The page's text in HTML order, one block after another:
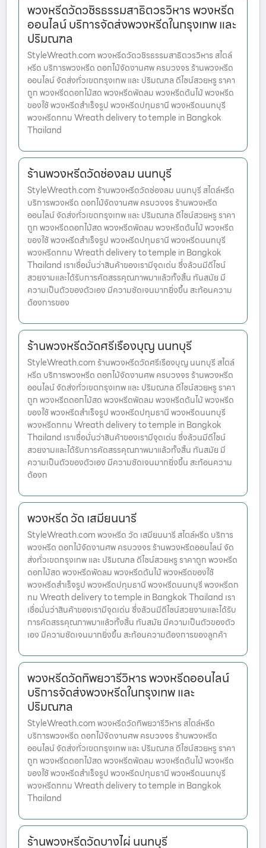
พวงหรีดวัดวชิรธรรมสาธิตวรวิหาร พวงหรีด
ออนไลน์ บริการจัดส่งพวงหรีดในกรุงเทพ และ
ปริมณฑล
StyleWreath.com พวงหรีดวัดวชิรธรรมสาธิตวรวิหาร สไตล์
หรีด บริการพวงหรีด ดอกไม้จัดงานศพ ครบวงจร ร้านพวงหรีด
ออนไลน์ จัดส่งทั่วเขตกรุงเทพ และ ปริมณฑล ดีไซน์สวยหรู ราคา
ถูก พวงหรีดดอกไม้สด พวงหรีดพัดลม พวงหรีดต้นไม้ พวงหรีด
ของใช้ พวงหรีดสำเร็จรูป พวงหรีดปทุมธานี พวงหรีดนนทบุรี
พวงหรีดกทม Wreath delivery to temple in Bangkok
Thailand
ร้านพวงหรีดวัดช่องลม นนทบุรี
StyleWreath.com ร้านพวงหรีดวัดช่องลม นนทบุรี สไตล์หรีด
บริการพวงหรีด ดอกไม้จัดงานศพ ครบวงจร ร้านพวงหรีด
ออนไลน์ จัดส่งทั่วเขตกรุงเทพ และ ปริมณฑล ดีไซน์สวยหรู ราคา
ถูก พวงหรีดดอกไม้สด พวงหรีดพัดลม พวงหรีดต้นไม้ พวงหรีด
ของใช้ พวงหรีดสำเร็จรูป พวงหรีดปทุมธานี พวงหรีดนนทบุรี
พวงหรีดกทม Wreath delivery to temple in Bangkok
Thailand เราเชื่อมั่นว่าสินค้าของเรามีจุดเด่น ซึ่งล้วนมีดีไซน์
สวยงามและได้รับการคัดสรรคุณภาพมาแล้วทั้งสิ้น ทันสมัย มี
ความเป็นตัวของตัวเอง มีความชัดเจนมากยิ่งขึ้น สะท้อนความ
ต้องการของ
ร้านพวงหรีดวัดศรีเรืองบุญ นนทบุรี
StyleWreath.com ร้านพวงหรีดวัดศรีเรืองบุญ นนทบุรี สไตล์
หรีด บริการพวงหรีด ดอกไม้จัดงานศพ ครบวงจร ร้านพวงหรีด
ออนไลน์ จัดส่งทั่วเขตกรุงเทพ และ ปริมณฑล ดีไซน์สวยหรู ราคา
ถูก พวงหรีดดอกไม้สด พวงหรีดพัดลม พวงหรีดต้นไม้ พวงหรีด
ของใช้ พวงหรีดสำเร็จรูป พวงหรีดปทุมธานี พวงหรีดนนทบุรี
พวงหรีดกทม Wreath delivery to temple in Bangkok
Thailand เราเชื่อมั่นว่าสินค้าของเรามีจุดเด่น ซึ่งล้วนมีดีไซน์
สวยงามและได้รับการคัดสรรคุณภาพมาแล้วทั้งสิ้น ทันสมัย มี
ความเป็นตัวของตัวเอง มีความชัดเจนมากยิ่งขึ้น สะท้อนความ
ต้องก
พวงหรีด วัด เสมียนนารี
StyleWreath.com พวงหรีด วัด เสมียนนารี สไตล์หรีด บริการ
พวงหรีด ดอกไม้จัดงานศพ ครบวงจร ร้านพวงหรีดออนไลน์ จัด
ส่งทั่วเขตกรุงเทพ และ ปริมณฑล ดีไซน์สวยหรู ราคาถูก พวงหรีด
ดอกไม้สด พวงหรีดพัดลม พวงหรีดต้นไม้ พวงหรีดของใช้
พวงหรีดสำเร็จรูป พวงหรีดปทุมธานี พวงหรีดนนทบุรี พวงหรีดก
ทม Wreath delivery to temple in Bangkok Thailand เรา
เชื่อมั่นว่าสินค้าของเรามีจุดเด่น ซึ่งล้วนมีดีไซน์สวยงามและได้รับ
การคัดสรรคุณภาพมาแล้วทั้งสิ้น ทันสมัย มีความเป็นตัวของตัว
เอง มีความชัดเจนมากยิ่งขึ้น สะท้อนความต้องการของลูกค้า
พวงหรีดวัดทิพยวารีวิหาร พวงหรีดออนไลน์
บริการจัดส่งพวงหรีดในกรุงเทพ และ
ปริมณฑล
StyleWreath.com พวงหรีดวัดทิพยวารีวิหาร สไตล์หรีด
บริการพวงหรีด ดอกไม้จัดงานศพ ครบวงจร ร้านพวงหรีด
ออนไลน์ จัดส่งทั่วเขตกรุงเทพ และ ปริมณฑล ดีไซน์สวยหรู ราคา
ถูก พวงหรีดดอกไม้สด พวงหรีดพัดลม พวงหรีดต้นไม้ พวงหรีด
ของใช้ พวงหรีดสำเร็จรูป พวงหรีดปทุมธานี พวงหรีดนนทบุรี
พวงหรีดกทม Wreath delivery to temple in Bangkok
Thailand
ร้านพวงหรีดวัดบางไผ่ นนทบุรี